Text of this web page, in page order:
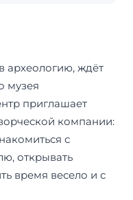
археологию, ждёт
музея
приглашает
компании:
с
открывать
время весело и с